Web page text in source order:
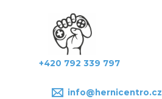
+420 792 339 797
info@hernicentro.cz